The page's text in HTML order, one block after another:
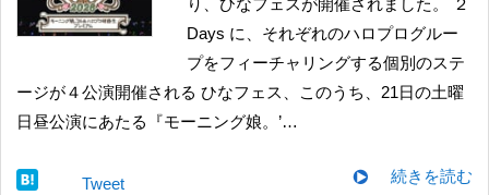
り、ひなフェスが開催されました。 ２
Days に、それぞれのハロプログルー
プをフィーチャリングする個別のステ
ージが４公演開催される ひなフェス、このうち、21日の土曜
日昼公演にあたる『モーニング娘。’…
続きを読む
Tweet